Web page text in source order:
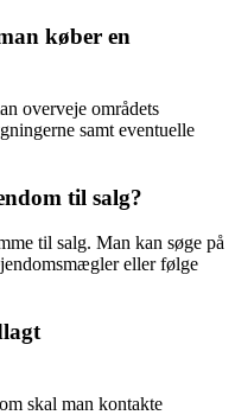
køber en
overveje områdets
samt eventuelle
til salg?
til salg. Man kan søge på
eller følge
skal man kontakte